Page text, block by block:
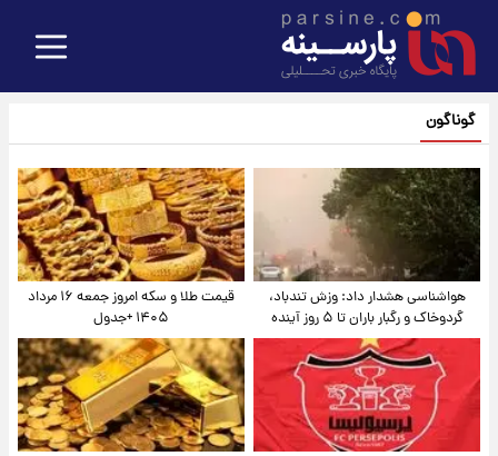
گوناگون
هواشناسی هشدار داد: وزش تندباد،
گردوخاک و رگبار باران تا ۵ روز آینده
قیمت طلا و سکه امروز جمعه ۱۶ مرداد
۱۴۰۵ +جدول